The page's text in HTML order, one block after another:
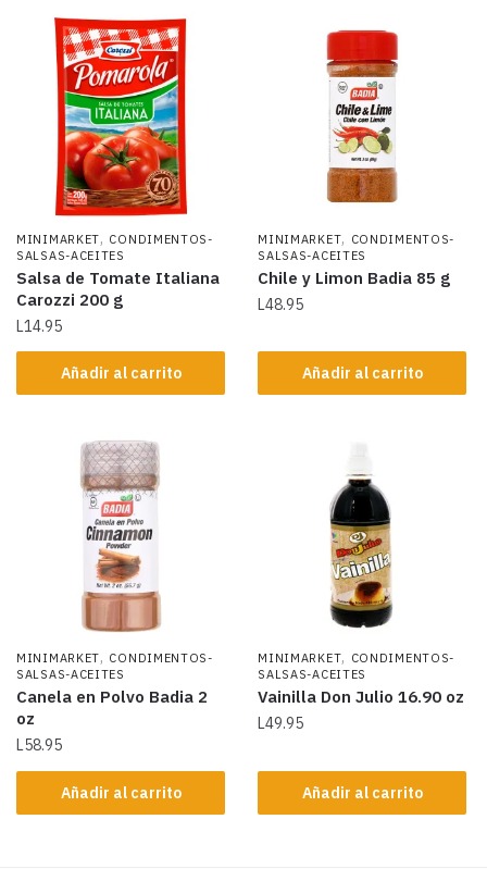
MINIMARKET, CONDIMENTOS-
SALSAS-ACEITES
Salsa de Tomate Italiana
Carozzi 200 g
L14.95
Añadir al carrito
MINIMARKET, CONDIMENTOS-
SALSAS-ACEITES
Chile y Limon Badia 85 g
L48.95
Añadir al carrito
MINIMARKET, CONDIMENTOS-
SALSAS-ACEITES
Canela en Polvo Badia 2
oz
L58.95
Añadir al carrito
MINIMARKET, CONDIMENTOS-
SALSAS-ACEITES
Vainilla Don Julio 16.90 oz
L49.95
Añadir al carrito